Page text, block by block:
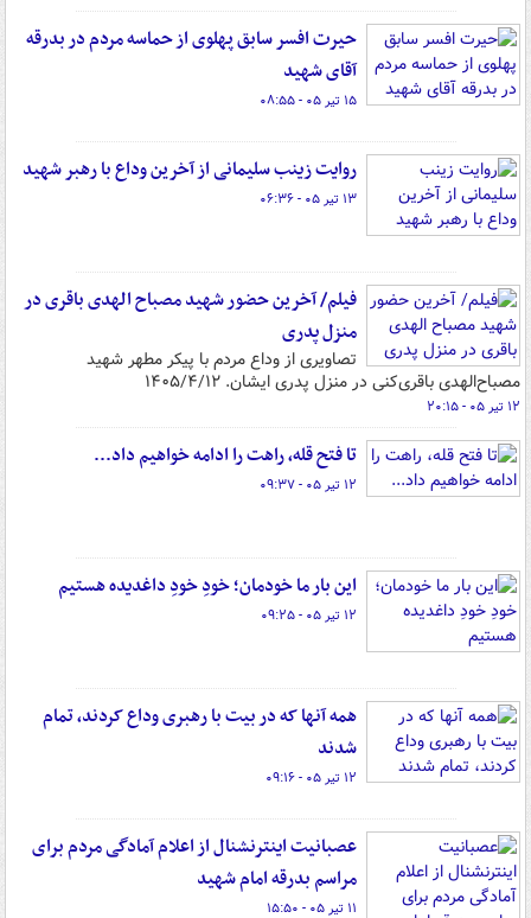
حیرت افسر سابق پهلوی از حماسه مردم در بدرقه
آقای شهید
۱۵ تیر ۰۵ - ۰۸:۵۵
روایت زینب سلیمانی از آخرین وداع با رهبر شهید
۱۳ تیر ۰۵ - ۰۶:۳۶
فیلم/ آخرین حضور شهید مصباح الهدی باقری در
منزل پدری
تصاویری از وداع مردم با پیکر مطهر شهید
مصباح‌الهدی باقری‌کنی در منزل پدری ایشان. ۱۴۰۵/۴/۱۲
۱۲ تیر ۰۵ - ۲۰:۱۵
تا فتح قله، راهت را ادامه خواهیم داد...
۱۲ تیر ۰۵ - ۰۹:۳۷
این بار ما خودمان؛ خودِ خودِ داغدیده هستیم
۱۲ تیر ۰۵ - ۰۹:۲۵
همه آنها که در بیت با رهبری وداع کردند، تمام
شدند
۱۲ تیر ۰۵ - ۰۹:۱۶
عصبانیت اینترنشنال از اعلام آمادگی مردم برای
مراسم بدرقه امام شهید
۱۱ تیر ۰۵ - ۱۵:۵۰